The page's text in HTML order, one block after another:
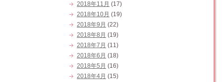
2018年11月 (17)
2018年10月 (19)
2018年9月 (22)
2018年8月 (19)
2018年7月 (11)
2018年6月 (18)
2018年5月 (16)
2018年4月 (15)